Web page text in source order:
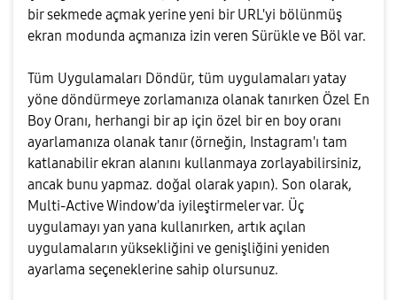
bir sekmede açmak yerine yeni bir URL'yi bölünmüş
ekran modunda açmanıza izin veren Sürükle ve Böl var.
Tüm Uygulamaları Döndür, tüm uygulamaları yatay
yöne döndürmeye zorlamanıza olanak tanırken Özel En
Boy Oranı, herhangi bir ap için özel bir en boy oranı
ayarlamanıza olanak tanır (örneğin, Instagram'ı tam
katlanabilir ekran alanını kullanmaya zorlayabilirsiniz,
ancak bunu yapmaz. doğal olarak yapın). Son olarak,
Multi-Active Window'da iyileştirmeler var. Üç
uygulamayı yan yana kullanırken, artık açılan
uygulamaların yüksekliğini ve genişliğini yeniden
ayarlama seçeneklerine sahip olursunuz.